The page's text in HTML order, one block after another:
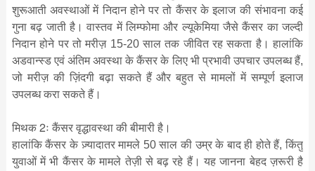
शुरूआती अवस्थाओं में निदान होने पर तो कैंसर के इलाज की संभावना कई
गुना बढ़ जाती है। वास्तव में लिम्फोमा और ल्यूकेमिया जैसे कैंसर का जल्दी
निदान होने पर तो मरीज़ 15-20 साल तक जीवित रह सकता है। हालांकि
अडवान्स्ड एवं अंतिम अवस्था के कैंसर के लिए भी प्रभावी उपचार उपलब्ध हैं,
जो मरीज़ की ज़िंदगी बढ़ा सकते हैं और बहुत से मामलों में सम्पूर्ण इलाज
उपलब्ध करा सकते हैं।
मिथक 2ः कैंसर वृद्धावस्था की बीमारी है।
हालांकि कैंसर के ज़्यादातर मामले 50 साल की उम्र के बाद ही होते हैं, किंतु
युवाओं में भी कैंसर के मामले तेज़ी से बढ़ रहे हैं। यह जानना बेहद ज़रूरी है